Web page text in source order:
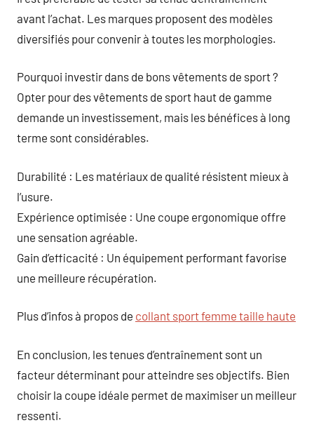
avant l’achat. Les marques proposent des modèles
diversifiés pour convenir à toutes les morphologies.
Pourquoi investir dans de bons vêtements de sport ?
Opter pour des vêtements de sport haut de gamme
demande un investissement, mais les bénéfices à long
terme sont considérables.
Durabilité : Les matériaux de qualité résistent mieux à
l’usure.
Expérience optimisée : Une coupe ergonomique offre
une sensation agréable.
Gain d’efficacité : Un équipement performant favorise
une meilleure récupération.
Plus d’infos à propos de collant sport femme taille haute
En conclusion, les tenues d’entraînement sont un
facteur déterminant pour atteindre ses objectifs. Bien
choisir la coupe idéale permet de maximiser un meilleur
ressenti.